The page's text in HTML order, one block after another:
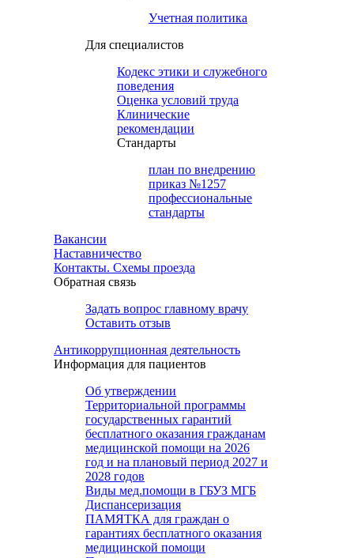
Учетная политика
Для специалистов
Кодекс этики и служебного
поведения
Оценка условий труда
Клинические
рекомендации
Cтандарты
план по внедрению
приказ №1257
профессиональные
стандарты
Вакансии
Наставничество
Контакты. Схемы проезда
Обратная связь
Задать вопрос главному врачу
Оставить отзыв
Антикоррупционная деятельность
Информация для пациентов
Об утверждении
Территориальной программы
государственных гарантий
бесплатного оказания гражданам
медицинской помощи на 2026
год и на плановый период 2027 и
2028 годов
Виды мед.помощи в ГБУЗ МГБ
Диспансеризация
ПАМЯТКА для граждан о
гарантиях бесплатного оказания
медицинской помощи